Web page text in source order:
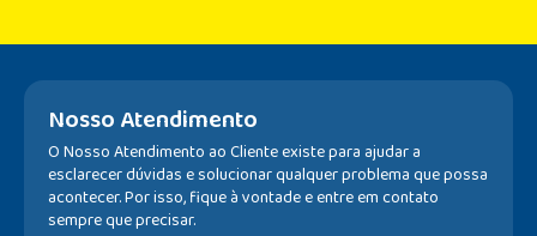
Nosso Atendimento
O Nosso Atendimento ao Cliente existe para ajudar a
esclarecer dúvidas e solucionar qualquer problema que possa
acontecer. Por isso, fique à vontade e entre em contato
sempre que precisar.